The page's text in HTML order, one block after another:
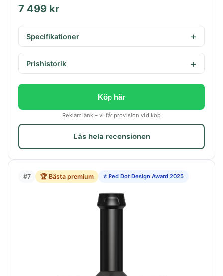
7 499 kr
Specifikationer
Prishistorik
Köp här
Reklamlänk – vi får provision vid köp
Läs hela recensionen
#7 🏆 Bästa premium ⭐ Red Dot Design Award 2025